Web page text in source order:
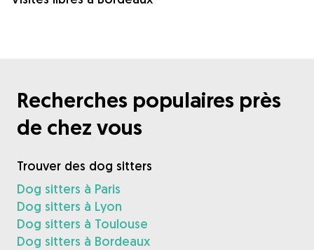
Recherches populaires près
de chez vous
Trouver des dog sitters
Dog sitters à Paris
Dog sitters à Lyon
Dog sitters à Toulouse
Dog sitters à Bordeaux